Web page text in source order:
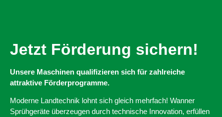
Jetzt Förderung sichern!
Unsere Maschinen qualifizieren sich für zahlreiche
attraktive Förderprogramme.
Moderne Landtechnik lohnt sich gleich mehrfach! Wanner
Sprühgeräte überzeugen durch technische Innovation, erfüllen